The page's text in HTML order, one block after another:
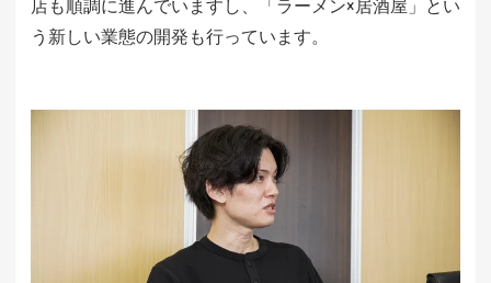
店も順調に進んでいますし、「ラーメン×居酒屋」とい
う新しい業態の開発も行っています。